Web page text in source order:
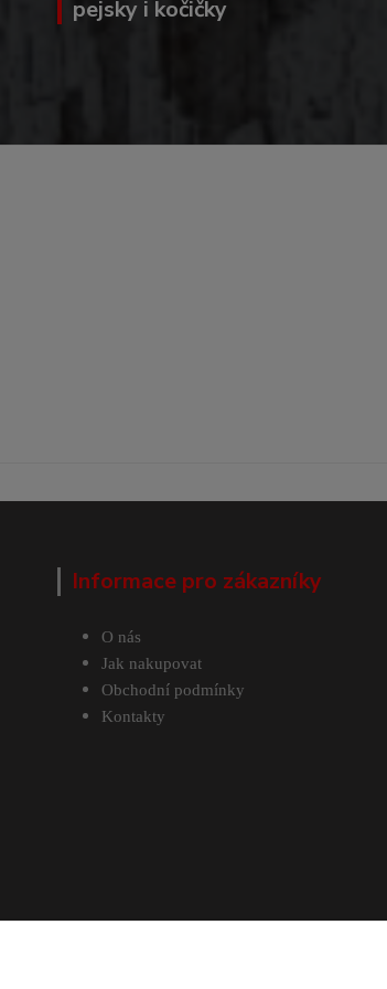
pejsky i kočičky
Informace pro zákazníky
O nás
Jak nakupovat
Obchodní podmínky
Kontakty